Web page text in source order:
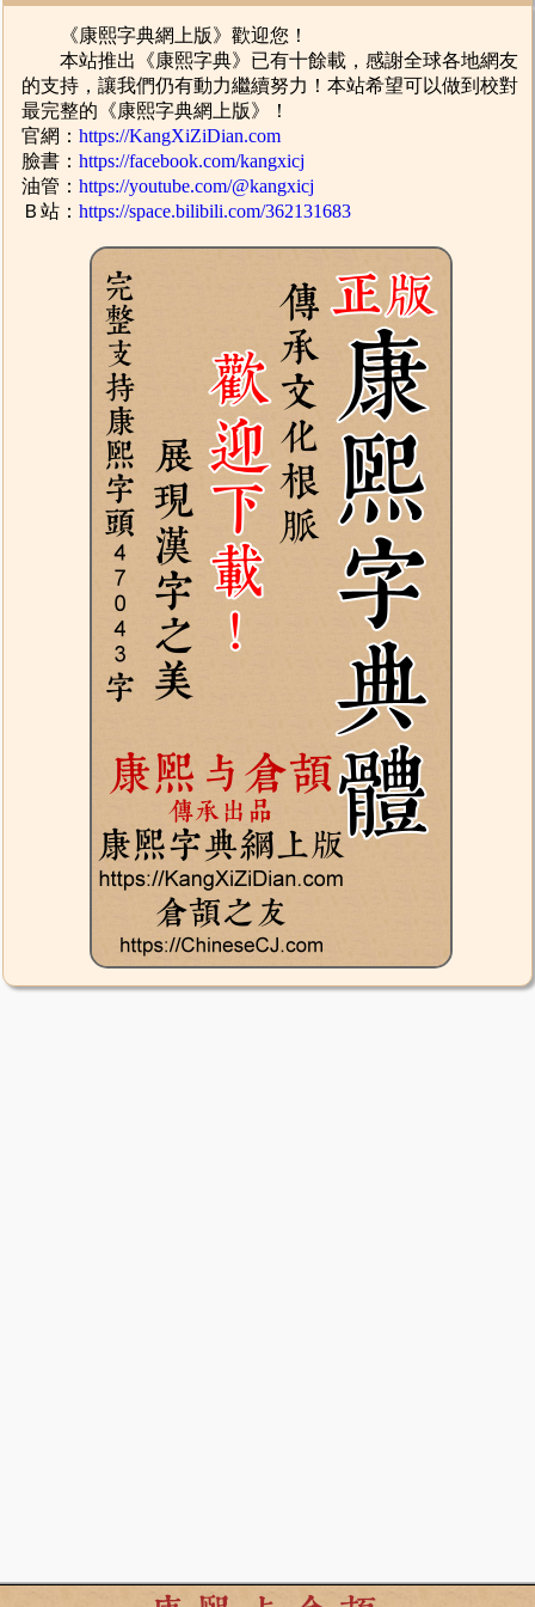
《康熙字典網上版》歡迎您！
本站推出《康熙字典》已有十餘載，感謝全球各地網友
的支持，讓我們仍有動力繼續努力！本站希望可以做到校對
最完整的《康熙字典網上版》！
官網：https://KangXiZiDian.com
臉書：https://facebook.com/kangxicj
油管：https://youtube.com/@kangxicj
Ｂ站：https://space.bilibili.com/362131683